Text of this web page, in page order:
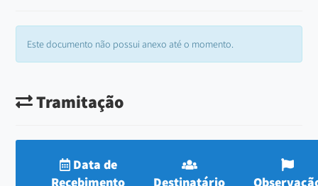
Este documento não possui anexo até o momento.
Tramitação
Data de
Recebimento
Destinatário